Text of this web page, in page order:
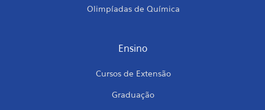
Olimpíadas de Química
Ensino
Cursos de Extensão
Graduação